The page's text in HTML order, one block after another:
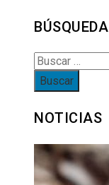
BÚSQUEDA
Buscar:
NOTICIAS